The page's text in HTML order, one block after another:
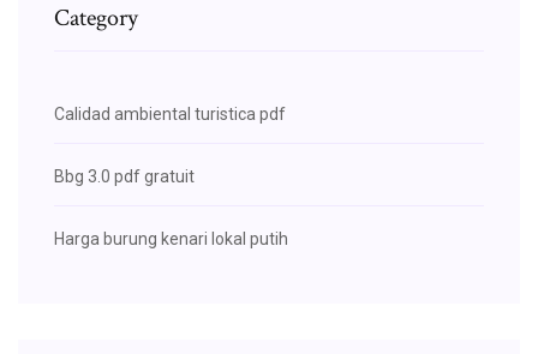
Category
Calidad ambiental turistica pdf
Bbg 3.0 pdf gratuit
Harga burung kenari lokal putih